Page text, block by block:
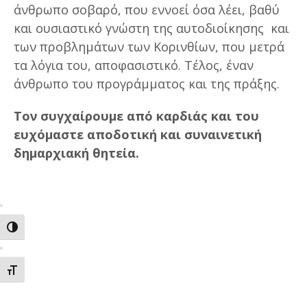
ΕΝΑΛΛΑΓΗ ΥΨΗΛΗΣ ΑΝΤΙΘΕΣΗΣ
ΕΝΑΛΛΑΓΗ ΜΕΓΕΘΟΥΣ ΓΡΑΜΜΑΤΩΝ
άνθρωπο σοβαρό, που εννοεί όσα λέει, βαθύ
και ουσιαστικό γνώστη της αυτοδιοίκησης και
των προβλημάτων των Κορινθίων, που μετρά
τα λόγια του, αποφασιστικό. Τέλος, έναν
άνθρωπο του προγράμματος και της πράξης.
Τον συγχαίρουμε από καρδιάς και του
ευχόμαστε αποδοτική και συναινετική
δημαρχιακή θητεία.